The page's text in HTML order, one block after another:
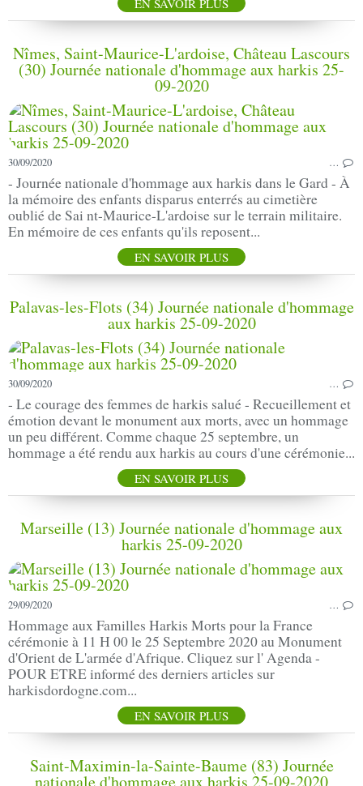
Nîmes, Saint-Maurice-L'ardoise, Château Lascours
(30) Journée nationale d'hommage aux harkis 25-
09-2020
30/09/2020 …
- Journée nationale d'hommage aux harkis dans le Gard - À
la mémoire des enfants disparus enterrés au cimetière
oublié de Sai nt-Maurice-L'ardoise sur le terrain militaire.
En mémoire de ces enfants qu'ils reposent...
EN SAVOIR PLUS
Palavas-les-Flots (34) Journée nationale d'hommage
aux harkis 25-09-2020
30/09/2020 …
- Le courage des femmes de harkis salué - Recueillement et
émotion devant le monument aux morts, avec un hommage
un peu différent. Comme chaque 25 septembre, un
hommage a été rendu aux harkis au cours d'une cérémonie...
EN SAVOIR PLUS
Marseille (13) Journée nationale d'hommage aux
harkis 25-09-2020
29/09/2020 …
Hommage aux Familles Harkis Morts pour la France
cérémonie à 11 H 00 le 25 Septembre 2020 au Monument
d'Orient de L'armée d'Afrique. Cliquez sur l' Agenda -
POUR ETRE informé des derniers articles sur
harkisdordogne.com...
EN SAVOIR PLUS
Saint-Maximin-la-Sainte-Baume (83) Journée
nationale d'hommage aux harkis 25-09-2020